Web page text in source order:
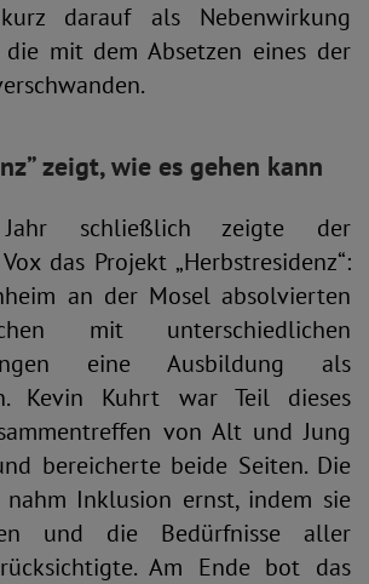
darauf als Nebenwirkung
die mit dem Absetzen eines der
zeigt, wie es gehen kann
schließlich zeigte der
das Projekt „Herbstresidenz“:
an der Mosel absolvierten
mit unterschiedlichen
eine Ausbildung als
Kevin Kuhrt war Teil dieses
von Alt und Jung
bereicherte beide Seiten. Die
nahm Inklusion ernst, indem sie
und die Bedürfnisse aller
Am Ende bot das